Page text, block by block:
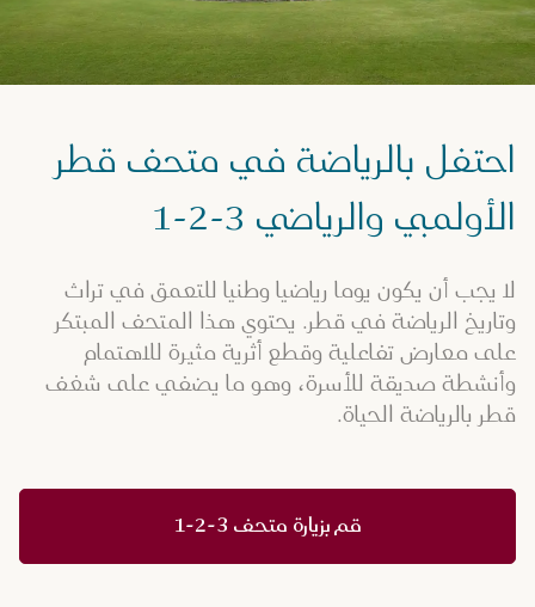
احتفل بالرياضة في متحف قطر
الأولمبي والرياضي 3-2-1
لا يجب أن يكون يوما رياضيا وطنيا للتعمق في تراث
وتاريخ الرياضة في قطر. يحتوي هذا المتحف المبتكر
على معارض تفاعلية وقطع أثرية مثيرة للاهتمام
وأنشطة صديقة للأسرة، وهو ما يضفي على شغف
قطر بالرياضة الحياة.
قم بزيارة متحف 3-2-1